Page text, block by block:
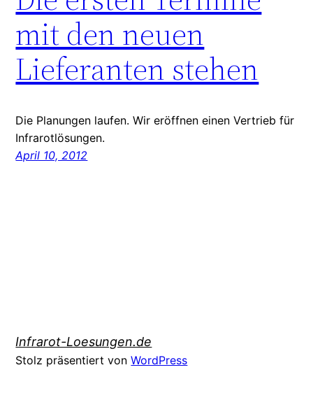
mit den neuen
Lieferanten stehen
Die Planungen laufen. Wir eröffnen einen Vertrieb für
Infrarotlösungen.
April 10, 2012
Infrarot-Loesungen.de
Stolz präsentiert vonWordPress